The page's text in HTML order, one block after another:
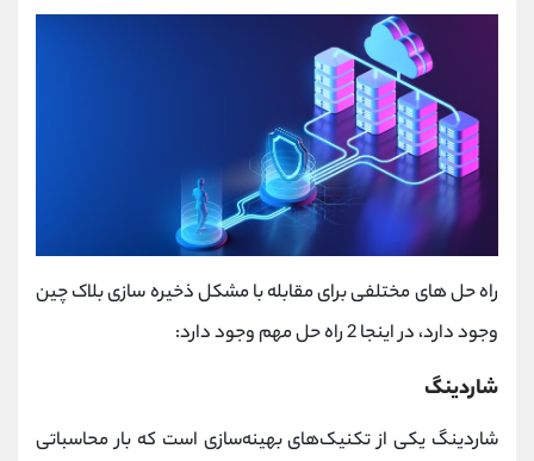
راه حل های مختلفی برای مقابله با مشکل ذخیره سازی بلاک چین
وجود دارد، در اینجا 2 راه حل مهم وجود دارد:
شاردینگ
شاردینگ یکی از تکنیک‌های بهینه‌سازی است که بار محاسباتی